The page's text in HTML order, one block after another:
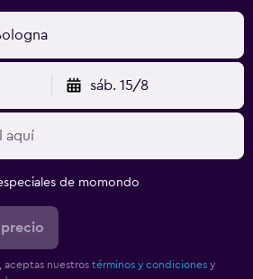
sáb. 15/8
de momondo
aceptas nuestros términos y condiciones y